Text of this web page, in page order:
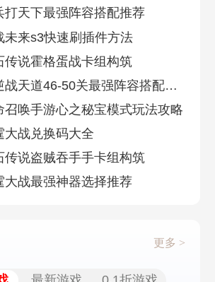
打天下最强阵容搭配推荐
未来s3快速刷插件方法
传说霍格蛋战卡组构筑
仙逆战天道46-50关最强阵容搭配推荐
召唤手游心之秘宝模式玩法攻略
大战兑换码大全
传说盗贼吞手手卡组构筑
大战最强神器选择推荐
更多 >